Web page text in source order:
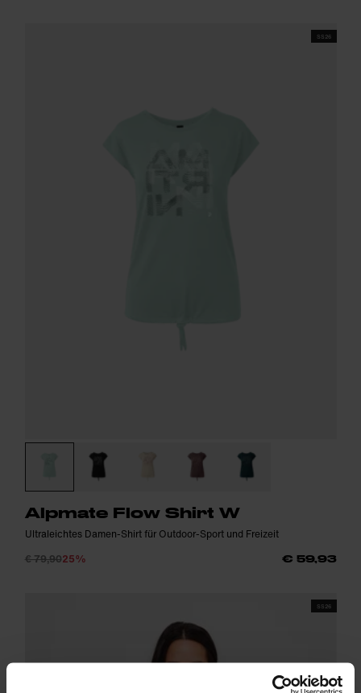
SS26
Alpmate Flow Shirt W
Ultraleichtes Damen-Shirt für Outdoor-Sport und Freizeit
€ 79,9025% € 59,93
SS26